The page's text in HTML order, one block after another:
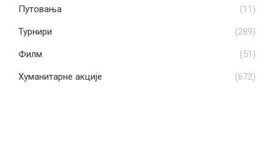
Путовања (11)
Турнири (289)
Филм (51)
Хуманитарне акције (672)